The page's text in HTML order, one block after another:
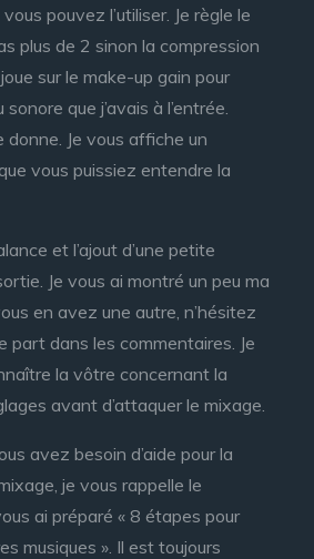
pouvez l’utiliser. Je règle le
plus de 2 sinon la compression
sur le make-up gain pour
que j’avais à l’entrée.
donne. Je vous affiche un
vous puissiez entendre la
et l’ajout d’une petite
Je vous ai montré un peu ma
en avez une autre, n’hésitez
part dans les commentaires. Je
la vôtre concernant la
avant d’attaquer le mixage.
avez besoin d’aide pour la
je vous rappelle le
ai préparé « 8 étapes pour
musiques ». Il est toujours